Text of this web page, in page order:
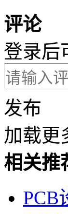
评论
登录后
发布
加载更
相关推
PCB